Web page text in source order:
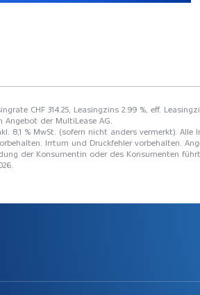
CHF 314.25, Leasingzins 2.99 %, eff.
der MultiLease AG.
8,1 % MwSt. (sofern nicht anders vermerkt).
Irrtum und Druckfehler vorbehalten.
der Konsumentin oder des Konsumenten führt.